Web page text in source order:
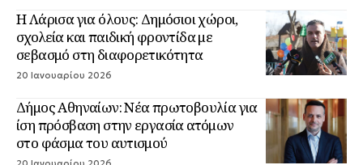
Η Λάρισα για όλους: Δημόσιοι χώροι,
σχολεία και παιδική φροντίδα με
σεβασμό στη διαφορετικότητα
20 Ιανουαρίου 2026
Δήμος Αθηναίων: Νέα πρωτοβουλία για
ίση πρόσβαση στην εργασία ατόμων
στο φάσμα του αυτισμού